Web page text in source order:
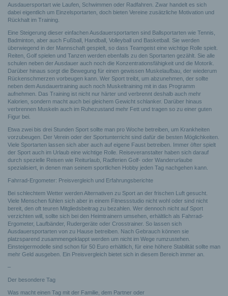
Ausdauersportart wie Laufen, Schwimmen oder Radfahren. Zwar handelt es sich
dabei eigentlich um Einzelsportarten, doch bieten Vereine zusätzliche Motivation und
Rückhalt im Training.
Eine Steigerung dieser einfachen Ausdauersportarten sind Ballsportarten wie Tennis,
Badminton, aber auch Fußball, Handball, Volleyball und Basketball. Sie werden
überwiegend in der Mannschaft gespielt, so dass Teamgeist eine wichtige Rolle spielt.
Reiten, Golf spielen und Tanzen werden ebenfalls zu den Sportarten gezählt. Sie alle
schulen neben der Ausdauer auch noch die Konzentrationsfähigkeit und die Motorik.
Darüber hinaus sorgt die Bewegung für einen gewissen Muskelaufbau, der wiederum
Rückenschmerzen vorbeugen kann. Wer Sport treibt, um abzunehmen, der sollte
neben dem Ausdauertraining auch noch Muskeltraining mit in das Programm
aufnehmen. Das Training ist nicht nur härter und verbrennt deshalb auch mehr
Kalorien, sondern macht auch bei gleichem Gewicht schlanker. Darüber hinaus
verbrennen Muskeln auch im Ruhezustand mehr Fett und tragen so zu einer guten
Figur bei.
Etwa zwei bis drei Stunden Sport sollte man pro Woche betreiben, um Krankheiten
vorzubeugen. Der Verein oder der Sportunterricht sind dafür die besten Möglichkeiten.
Viele Sportarten lassen sich aber auch auf eigene Faust betreiben. Immer öfter spielt
der Sport auch im Urlaub eine wichtige Rolle. Reiseveranstalter haben sich darauf
durch spezielle Reisen wie Reiturlaub, Radferien Golf- oder Wanderurlaube
spezialisiert, in denen man seinem sportlichen Hobby jeden Tag nachgehen kann.
Fahrrad-Ergometer: Preisvergleich und Erfahrungsberichte
Bei schlechtem Wetter werden Alternativen zu Sport an der frischen Luft gesucht.
Viele Menschen fühlen sich aber in einem Fitnessstudio nicht wohl oder sind nicht
bereit, den oft teuren Mitgliedsbeitrag zu bezahlen. Wer dennoch nicht auf Sport
verzichten will, sollte sich bei den Heimtrainern umsehen, erhältlich als Fahrrad-
Ergometer, Laufbänder, Rudergeräte oder Crosstrainer. So lassen sich
Ausdauersportarten von zu Hause betreiben. Nach Gebrauch können sie
platzsparend zusammengeklappt werden um nicht im Wege rumzustehen.
Einsteigermodelle sind schon für 50 Euro erhältlich, für eine höhere Stabilität sollte man
mehr Geld ausgeben. Ein Preisvergleich bietet sich in diesem Bereich immer an.
–
Der besondere Tag
Was macht einen Tag mit der Familie, dem Partner oder